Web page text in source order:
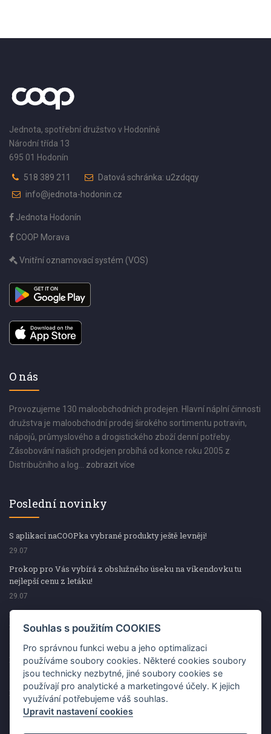
Jednota, spotřební družstvo v Hodoníně
Národní třída 13
695 01 Hodonín
518 389 211
Datová schránka: u2zdqqy
info@jednota-hodonin.cz
Jednota Hodonín
COOP Morava
Vnitřní oznamovací systém (VOS)
O nás
Provozujeme 130 maloobchodních prodejen. Hlavní náplní činnosti
družstva je maloobchodní prodej širokého sortimentu potravin,
nápojů, průmyslového a drogistického zboží denní potřeby.
Zásobování našich prodejen probíhá od konce roku 2005 z
Distribučního a log... zobrazit více
Poslední novinky
S aplikací naCOOPka vybrané produkty ještě levněji!
29.07
Prokop pro Vás vybírá z obslužného úseku na víkendovku tu
nejlepší cenu z letáku!
29.07
Prokop pro Vás vybírá z obslužného úseku na víkendovku tu
nejlepší cenu z letáku!
Kup špekáčky od Váhaly a vyhraj s naCOOPkou sekerku Fiskars
29.07
Prokop pro Vás vybírá na víkendovku ty nejlepší ceny z letáku!
29.07
Souhlas s použitím COOKIES
Pro správnou funkci webu a jeho optimalizaci
používáme soubory cookies. Některé cookies soubory
jsou technicky nezbytné, jiné soubory cookies se
používají pro analytické a marketingové účely. K jejich
využívání potřebujeme váš souhlas.
Upravit nastavení cookies